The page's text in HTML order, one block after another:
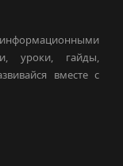
уроки, гайды,
вместе с